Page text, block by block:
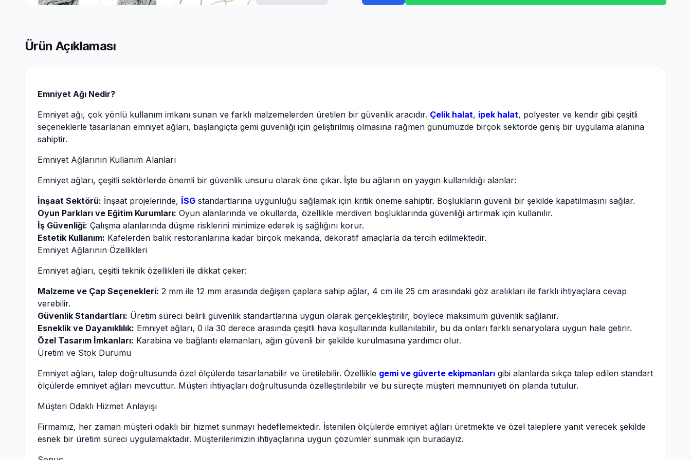
Ürün Açıklaması
Emniyet Ağı Nedir?
Emniyet ağı, çok yönlü kullanım imkanı sunan ve farklı malzemelerden üretilen bir güvenlik aracıdır. Çelik halat, ipek halat, polyester ve kendir gibi çeşitli
seçeneklerle tasarlanan emniyet ağları, başlangıçta gemi güvenliği için geliştirilmiş olmasına rağmen günümüzde birçok sektörde geniş bir uygulama alanına
sahiptir.
Emniyet Ağlarının Kullanım Alanları
Emniyet ağları, çeşitli sektörlerde önemli bir güvenlik unsuru olarak öne çıkar. İşte bu ağların en yaygın kullanıldığı alanlar:
İnşaat Sektörü: İnşaat projelerinde, İSG standartlarına uygunluğu sağlamak için kritik öneme sahiptir. Boşlukların güvenli bir şekilde kapatılmasını sağlar.
Oyun Parkları ve Eğitim Kurumları: Oyun alanlarında ve okullarda, özellikle merdiven boşluklarında güvenliği artırmak için kullanılır.
İş Güvenliği: Çalışma alanlarında düşme risklerini minimize ederek iş sağlığını korur.
Estetik Kullanım: Kafelerden balık restoranlarına kadar birçok mekanda, dekoratif amaçlarla da tercih edilmektedir.
Emniyet Ağlarının Özellikleri
Emniyet ağları, çeşitli teknik özellikleri ile dikkat çeker:
Malzeme ve Çap Seçenekleri: 2 mm ile 12 mm arasında değişen çaplara sahip ağlar, 4 cm ile 25 cm arasındaki göz aralıkları ile farklı ihtiyaçlara cevap
verebilir.
Güvenlik Standartları: Üretim süreci belirli güvenlik standartlarına uygun olarak gerçekleştirilir, böylece maksimum güvenlik sağlanır.
Esneklik ve Dayanıklılık: Emniyet ağları, 0 ila 30 derece arasında çeşitli hava koşullarında kullanılabilir, bu da onları farklı senaryolara uygun hale getirir.
Özel Tasarım İmkanları: Karabina ve bağlantı elemanları, ağın güvenli bir şekilde kurulmasına yardımcı olur.
Üretim ve Stok Durumu
Emniyet ağları, talep doğrultusunda özel ölçülerde tasarlanabilir ve üretilebilir. Özellikle gemi ve güverte ekipmanları gibi alanlarda sıkça talep edilen standart
ölçülerde emniyet ağları mevcuttur. Müşteri ihtiyaçları doğrultusunda özelleştirilebilir ve bu süreçte müşteri memnuniyeti ön planda tutulur.
Müşteri Odaklı Hizmet Anlayışı
Firmamız, her zaman müşteri odaklı bir hizmet sunmayı hedeflemektedir. İstenilen ölçülerde emniyet ağları üretmekte ve özel taleplere yanıt verecek şekilde
esnek bir üretim süreci uygulamaktadır. Müşterilerimizin ihtiyaçlarına uygun çözümler sunmak için buradayız.